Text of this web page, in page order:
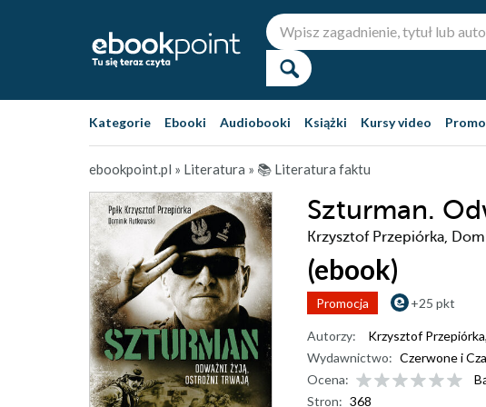
Kategorie Ebooki Audiobooki Książki Kursy video
ebookpoint.pl » Literatura » 📚 Literatura faktu
Szturman.
Krzysztof Przepiórka,
(ebook)
Promocja +25 pkt
Autorzy: Krzysztof Przepiórka,
Wydawnictwo: Czerwone i
Ocena:
Stron: 368